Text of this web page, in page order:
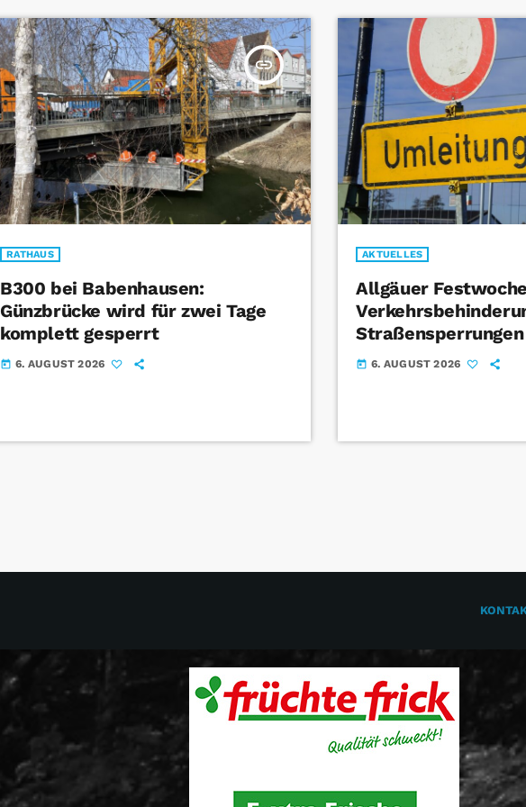
insert_link
RATHAUS
B300 bei Babenhausen:
Günzbrücke wird für zwei Tage
komplett gesperrt
today 6. AUGUST 2026
AKTUELLES
Allgäuer
today 6. AUGUST 2026